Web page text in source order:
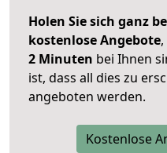
Holen Sie sich ganz
kostenlose Angebote
2 Minuten bei Ihnen
ist, dass all dies zu
angeboten werden.
Kostenlose